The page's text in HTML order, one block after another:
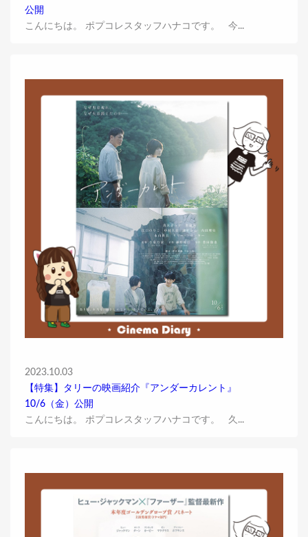
公開
こんにちは。 ポプコレスタッフハナコです。 今...
2023.10.03
【特集】タリーの映画紹介『アンダーカレント』
10/6（金）公開
こんにちは。 ポプコレスタッフハナコです。 久...